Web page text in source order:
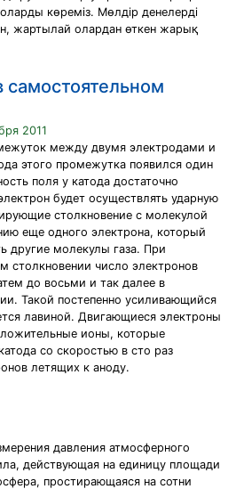
көреміз. Мөлдір денелерді
жартылай олардан өткен жарық
самостоятельном
2011
между двумя электродами и
этого промежутка появился один
поля у катода достаточно
будет осуществлять ударную
столкновение с молекулой
еще одного электрона, который
другие молекулы газа. При
число электронов
до восьми и так далее в
Такой постепенно усиливающийся
лавиной. Двигающиеся электроны
ионы, которые
со скоростью в сто раз
летящих к аноду.
давления атмосферного
действующая на единицу площади
простирающаяся на сотни